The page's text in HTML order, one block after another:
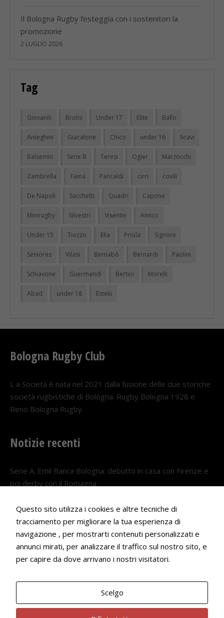
Il Bologna Rugby festeggia con i sostenitori la
promozione
2 LUGLIO 2026
Tag
Giovanili Brolis Under 17 Elite Ballo
Anteghini Giacalone Chico under 16 Soavi
Balsemin Serie B Teresi Ogier Marzocchi
Zambrella Faina Pancaldi cirri covili
De Napoli Sacchetti Quadri Capone
Minirugby Silvestri Visentin Amico
Under 15 Tiozzo Elia Priola Signore
Seniores Vilasi Bernabò Bernardi Paolini
Schiavone Guermandi Bertini Morelli
Abad under 18 Esteki
Bologna Rugby Club
L a Società è nata nel 2021 dalla fusione delle due storiche
società rugbistiche di Bologna: Rugby Bologna 1928 e
Reno Bologna Rugby.
Notizie recenti
Serie A. Emil Banca Bologna: debutto in casa con Firenze e
poi derby con il Romagna
Serie A. Il Bologna nel girone veneto
29 LUGLIO 2026
Francesco Andrei convocato al Camp estivo della nazionale
22 LUGLIO 2026
Questo sito utilizza i cookies e altre tecniche di
tracciamento per migliorare la tua esperienza di
navigazione , per mostrarti contenuti personalizzati e
annunci mirati, per analizzare il traffico sul nostro sito, e
per capire da dove arrivano i nostri visitatori.
Scelgo